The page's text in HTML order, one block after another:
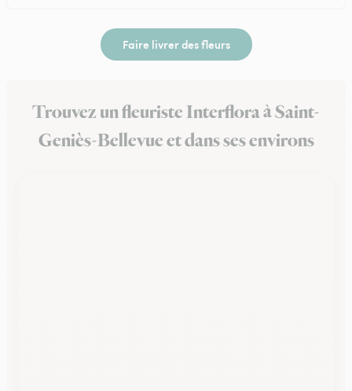
Faire livrer des fleurs
Trouvez un fleuriste Interflora à Saint-
Geniès-Bellevue et dans ses environs